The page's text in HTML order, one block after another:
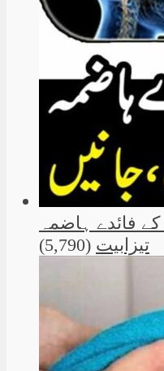
کے فائدے ہاضمہ
تیزابیت (5,790)